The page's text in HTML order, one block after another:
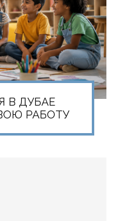
В ДУБАЕ
РАБОТУ